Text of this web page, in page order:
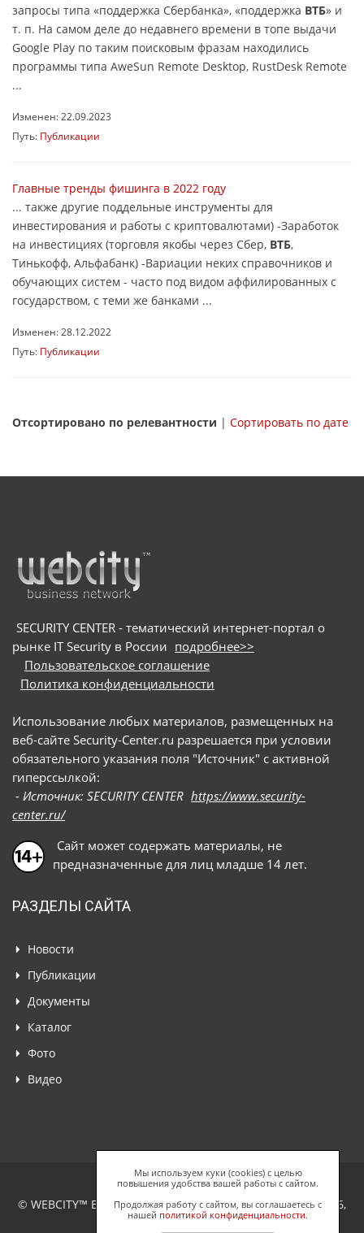
запросы типа «поддержка Сбербанка», «поддержка ВТБ» и
т. п. На самом деле до недавнего времени в топе выдачи
Google Play по таким поисковым фразам находились
программы типа AweSun Remote Desktop, RustDesk Remote
...
Изменен: 22.09.2023
Путь: Публикации
Главные тренды фишинга в 2022 году
... также другие поддельные инструменты для
инвестирования и работы с криптовалютами) -Заработок
на инвестициях (торговля якобы через Сбер, ВТБ,
Тинькофф, Альфабанк) -Вариации неких справочников и
обучающих систем - часто под видом аффилированных с
государством, с теми же банками ...
Изменен: 28.12.2022
Путь: Публикации
Отсортировано по релевантности | Сортировать по дате
SECURITY CENTER - тематический интернет-портал о
рынке IT Security в России подробнее>>
Пользовательское соглашение
Политика конфиденциальности
Использование любых материалов, размещенных на
веб-сайте Security-Center.ru разрешается при условии
обязательного указания поля "Источник" с активной
гиперссылкой:
- Источник: SECURITY CENTER https://www.security-
center.ru/
Сайт может содержать материалы, не
предназначенные для лиц младше 14 лет.
РАЗДЕЛЫ САЙТА
Новости
Публикации
Документы
Каталог
Фото
Видео
© WEBCITY™ Business Network, ООО "Спайдерс Веб", 2026,
Все права защищены.
Мы используем куки (cookies) с целью
повышения удобства вашей работы с сайтом.
Продолжая работу с сайтом, вы соглашаетесь с
нашей политикой конфиденциальности.